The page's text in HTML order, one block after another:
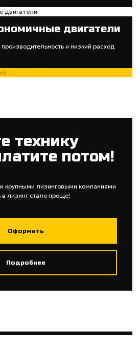
двигатели
и низкий расход
MAN TG, потому эргономичны,
технику
потом!
крупными лизинговыми компаниями
в лизинг стало проще!
Оформить
Подробнее